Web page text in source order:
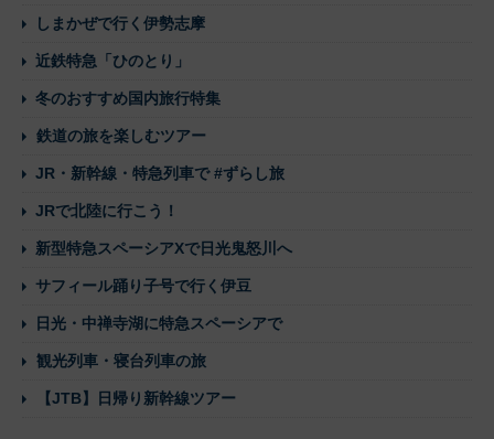
しまかぜで行く伊勢志摩
近鉄特急「ひのとり」
冬のおすすめ国内旅行特集
鉄道の旅を楽しむツアー
JR・新幹線・特急列車で #ずらし旅
JRで北陸に行こう！
新型特急スペーシアXで日光鬼怒川へ
サフィール踊り子号で行く伊豆
日光・中禅寺湖に特急スペーシアで
観光列車・寝台列車の旅
【JTB】日帰り新幹線ツアー